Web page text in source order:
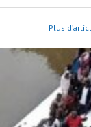
Plus